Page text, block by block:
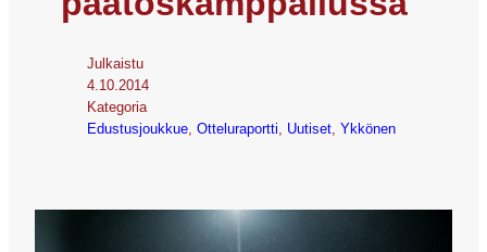
Julkaistu
4.10.2014
Kategoria
Edustusjoukkue Otteluraportti Uutiset Ykkönen